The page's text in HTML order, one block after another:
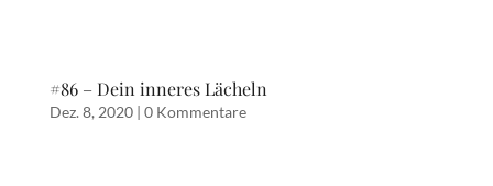
#86 – Dein inneres Lächeln
Dez. 8, 2020| 0 Kommentare